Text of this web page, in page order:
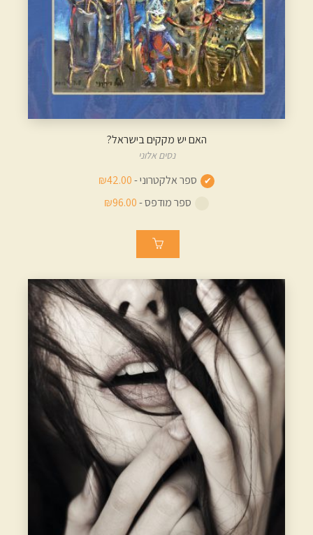
האם יש מקקים בישראל?
נסים אלוני
ספר אלקטרוני -₪42.00
ספר מודפס -₪96.00